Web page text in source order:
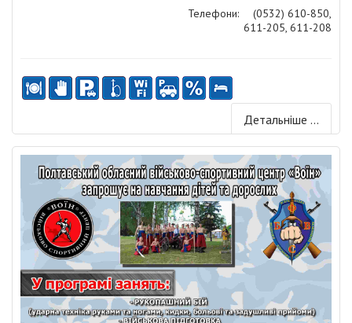
Телефони:
(0532) 610-850,
611-205, 611-208
Детальніше ...